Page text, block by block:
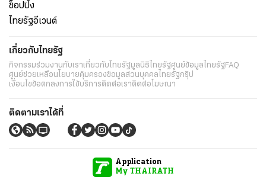
ช็อปปิ้ง
ไทยรัฐอีเวนต์
เกี่ยวกับไทยรัฐ
กิจกรรมร่วมงานกับเราเกี่ยวกับไทยรัฐมูลนิธิไทยรัฐศูนย์ข้อมูลไทยรัฐFAQ
ศูนย์ช่วยเหลือนโยบายคุ้มครองข้อมูลส่วนบุคคลไทยรัฐกรุ๊ป
เงื่อนไขข้อตกลงการใช้บริการติดต่อเราติดต่อโฆษณา
ติดตามเราได้ที่
Application
My THAIRATH